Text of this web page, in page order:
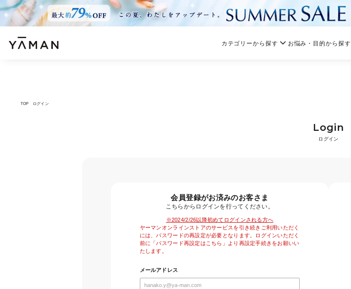
カテゴリーから探す お悩み・目的から探す
TOP ログイン
Login
ログイン
会員登録がお済みのお客さま
こちらからログインを行ってください。
※2024/2/26以降初めてログインされる方へ
ヤーマンオンラインストアのサービスを引き続きご利用いただく
には、パスワードの再設定が必要となります。ログインいただく
前に「パスワード再設定はこちら」より再設定手続きをお願いい
たします。
メールアドレス